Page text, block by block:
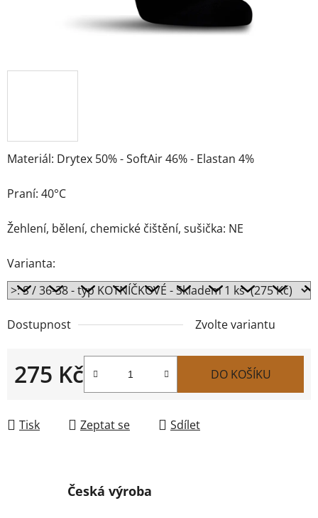
Materiál: Drytex 50% - SoftAir 46% - Elastan 4%
Praní: 40°C
Žehlení, bělení, chemické čištění, sušička: NE
Varianta:
Dostupnost Zvolte variantu
275 Kč DO KOŠÍKU
Tisk Zeptat se Sdílet
Česká výroba